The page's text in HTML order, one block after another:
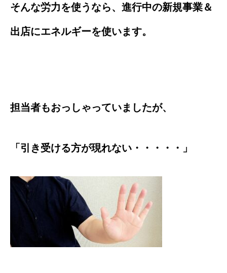
そんな労力を使うなら、進行中の新規事業＆
出店にエネルギーを使います。
担当者もおっしゃっていましたが、
「引き受ける方が現れない・・・・・」